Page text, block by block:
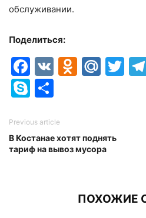
обслуживании.
Поделиться:
Facebook
VK
Skype
Previous article
В Костанае хотят поднять
тариф на вывоз мусора
ПОХОЖИЕ